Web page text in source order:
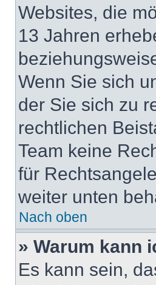
Websites, die
13 Jahren
Wenn Sie sich
der Sie sich zu
rechtlichen
Team keine
für
weiter unten
Nach oben
» Warum kann
Es kann sein,